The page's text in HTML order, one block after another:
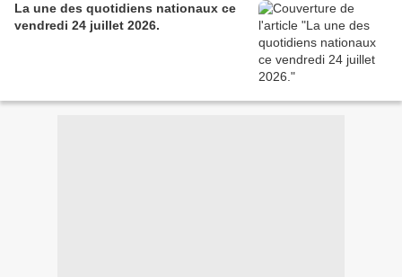
La une des quotidiens nationaux ce
vendredi 24 juillet 2026.